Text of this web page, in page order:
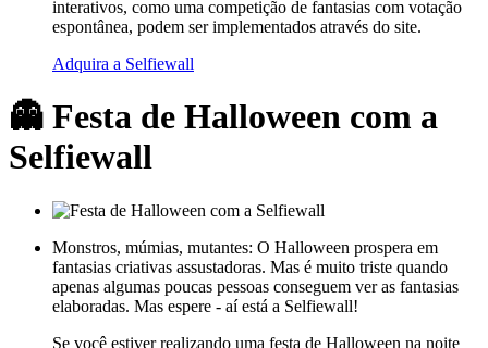
interativos, como uma competição de fantasias com votação
espontânea, podem ser implementados através do site.
Adquira a Selfiewall
👻 Festa de Halloween com a
Selfiewall
Monstros, múmias, mutantes: O Halloween prospera em
fantasias criativas assustadoras. Mas é muito triste quando
apenas algumas poucas pessoas conseguem ver as fantasias
elaboradas. Mas espere - aí está a Selfiewall!
Se você estiver realizando uma festa de Halloween na noite